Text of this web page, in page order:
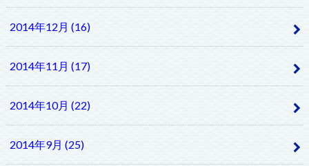
2014年12月 (16)
2014年11月 (17)
2014年10月 (22)
2014年9月 (25)